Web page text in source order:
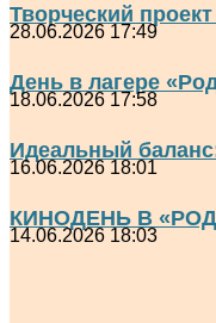
Творческий
28.06.2026 17:49
День в лагере
18.06.2026 17:58
Идеальный
16.06.2026 18:01
КИНОДЕНЬ В
14.06.2026 18:03